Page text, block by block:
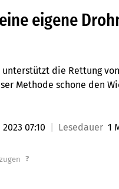
eigene
unterstützt die Rettung
Methode schone den
07:10 Lesedauer 1
?